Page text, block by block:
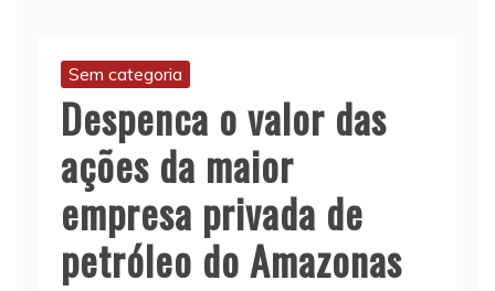
Sem categoria
Despenca o valor das
ações da maior
empresa privada de
petróleo do Amazonas